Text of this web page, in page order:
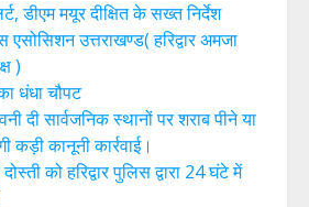
डीएम मयूर दीक्षित के सख्त निर्देश
उत्तराखण्ड( हरिद्वार अमजा
)
धंधा चौपट
दी सार्वजनिक स्थानों पर शराब पीने या
कड़ी कानूनी कार्रवाई।
को हरिद्वार पुलिस द्वारा 24 घंटे में